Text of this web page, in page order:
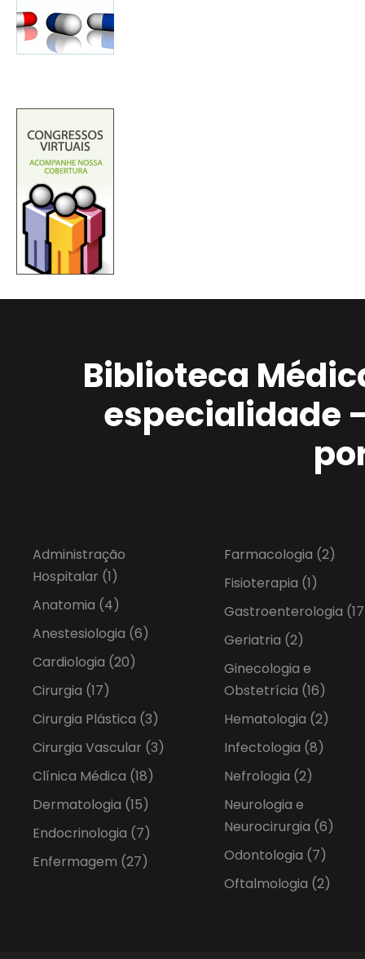
Biblioteca
especialidade
Administração
Hospitalar (1)
Anatomia (4)
Anestesiologia (6)
Cardiologia (20)
Cirurgia (17)
Cirurgia Plástica (3)
Cirurgia Vascular (3)
Clínica Médica (18)
Dermatologia (15)
Endocrinologia (7)
Enfermagem (27)
Farmacologia (2)
Fisioterapia (1)
Gastroenterologia
Geriatria (2)
Ginecologia e
Obstetrícia (16)
Hematologia (2)
Infectologia (8)
Nefrologia (2)
Neurologia e
Neurocirurgia (6)
Odontologia (7)
Oftalmologia (2)